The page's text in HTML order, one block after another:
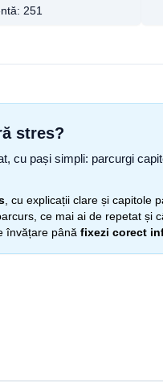
251
stres?
cu pași simpli: parcurgi
, cu explicații clare și capitole
ce mai ai de repetat și
învățare până fixezi corect